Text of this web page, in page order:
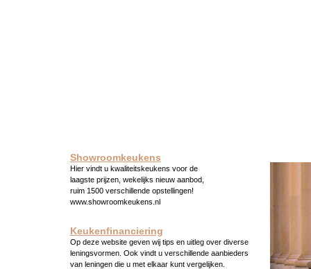
Showroomkeukens
Hier vindt u kwaliteitskeukens voor de
laagste prijzen, wekelijks nieuw aanbod,
ruim 1500 verschillende opstellingen!
www.showroomkeukens.nl
Keukenfinanciering
Op deze website geven wij tips en uitleg over diverse
leningsvormen. Ook vindt u verschillende aanbieders
van leningen die u met elkaar kunt vergelijken.